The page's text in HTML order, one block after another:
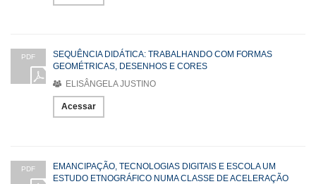
PDF
SEQUÊNCIA DIDÁTICA: TRABALHANDO COM FORMAS
GEOMÉTRICAS, DESENHOS E CORES
ELISÂNGELA JUSTINO
Acessar
PDF
EMANCIPAÇÃO, TECNOLOGIAS DIGITAIS E ESCOLA UM
ESTUDO ETNOGRÁFICO NUMA CLASSE DE ACELERAÇÃO